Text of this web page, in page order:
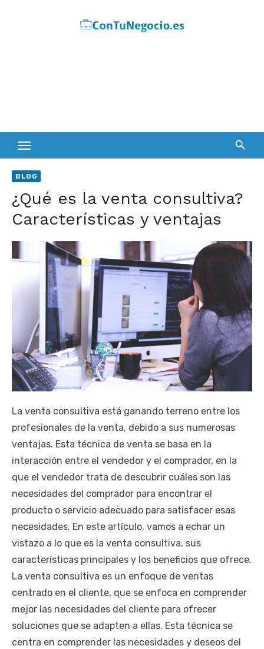
BLOG
¿Qué es la venta consultiva?
Características y ventajas
La venta consultiva está ganando terreno entre los
profesionales de la venta, debido a sus numerosas
ventajas. Esta técnica de venta se basa en la
interacción entre el vendedor y el comprador, en la
que el vendedor trata de descubrir cuáles son las
necesidades del comprador para encontrar el
producto o servicio adecuado para satisfacer esas
necesidades. En este artículo, vamos a echar un
vistazo a lo que es la venta consultiva, sus
características principales y los beneficios que ofrece.
La venta consultiva es un enfoque de ventas
centrado en el cliente, que se enfoca en comprender
mejor las necesidades del cliente para ofrecer
soluciones que se adapten a ellas. Esta técnica se
centra en comprender las necesidades y deseos del